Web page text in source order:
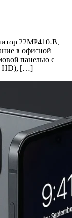
22MP410-B,
в офисной
панелью с
HD), […]